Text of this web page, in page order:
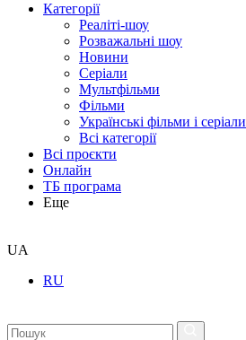
Категорії
Реаліті-шоу
Розважальні шоу
Новини
Серіали
Мультфільми
Фільми
Українські фільми і серіали
Всі категорії
Всі проєкти
Онлайн
ТБ програма
Еще
UA
RU